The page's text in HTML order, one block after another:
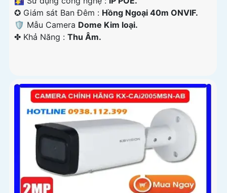
✪ Giám sát Ban Đêm : Hồng Ngoại 40m ONVIF.
🛡 Mẫu Camera Dome Kim loại.
️✤ Khả Năng : Thu Âm.